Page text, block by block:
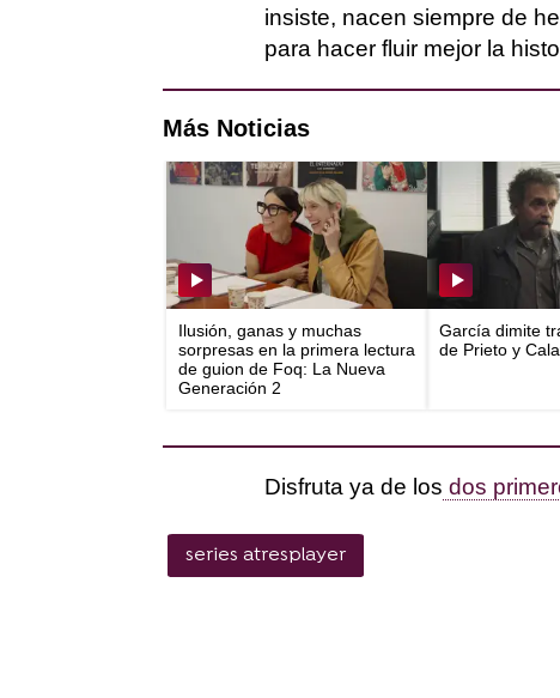
insiste, nacen siempre de
para hacer fluir mejor la
Más Noticias
Ilusión, ganas y muchas
sorpresas en la primera lectura
de guion de Foq: La Nueva
Generación 2
García dimite
de Prieto y
Disfruta ya de los dos
series atresplayer